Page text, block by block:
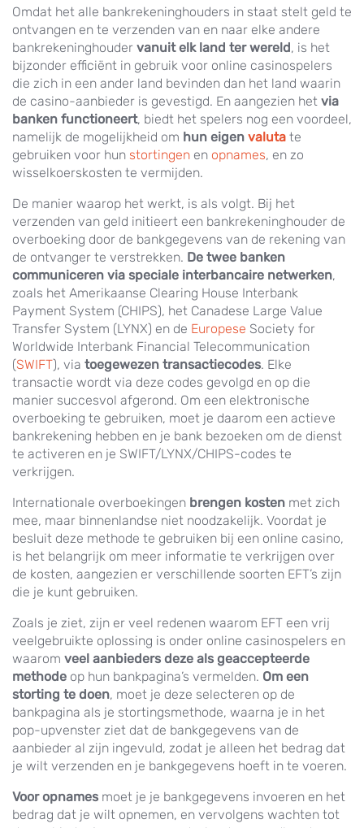
Omdat het alle bankrekeninghouders in staat stelt geld te
ontvangen en te verzenden van en naar elke andere
bankrekeninghouder vanuit elk land ter wereld, is het
bijzonder efficiënt in gebruik voor online casinospelers
die zich in een ander land bevinden dan het land waarin
de casino-aanbieder is gevestigd. En aangezien het via
banken functioneert, biedt het spelers nog een voordeel,
namelijk de mogelijkheid om hun eigen valuta te
gebruiken voor hun stortingen en opnames, en zo
wisselkoerskosten te vermijden.
De manier waarop het werkt, is als volgt. Bij het
verzenden van geld initieert een bankrekeninghouder de
overboeking door de bankgegevens van de rekening van
de ontvanger te verstrekken. De twee banken
communiceren via speciale interbancaire netwerken,
zoals het Amerikaanse Clearing House Interbank
Payment System (CHIPS), het Canadese Large Value
Transfer System (LYNX) en de Europese Society for
Worldwide Interbank Financial Telecommunication
(SWIFT), via toegewezen transactiecodes. Elke
transactie wordt via deze codes gevolgd en op die
manier succesvol afgerond. Om een elektronische
overboeking te gebruiken, moet je daarom een actieve
bankrekening hebben en je bank bezoeken om de dienst
te activeren en je SWIFT/LYNX/CHIPS-codes te
verkrijgen.
Internationale overboekingen brengen kosten met zich
mee, maar binnenlandse niet noodzakelijk. Voordat je
besluit deze methode te gebruiken bij een online casino,
is het belangrijk om meer informatie te verkrijgen over
de kosten, aangezien er verschillende soorten EFT’s zijn
die je kunt gebruiken.
Zoals je ziet, zijn er veel redenen waarom EFT een vrij
veelgebruikte oplossing is onder online casinospelers en
waarom veel aanbieders deze als geaccepteerde
methode op hun bankpagina’s vermelden. Om een
storting te doen, moet je deze selecteren op de
bankpagina als je stortingsmethode, waarna je in het
pop-upvenster ziet dat de bankgegevens van de
aanbieder al zijn ingevuld, zodat je alleen het bedrag dat
je wilt verzenden en je bankgegevens hoeft in te voeren.
Voor opnames moet je je bankgegevens invoeren en het
bedrag dat je wilt opnemen, en vervolgens wachten tot